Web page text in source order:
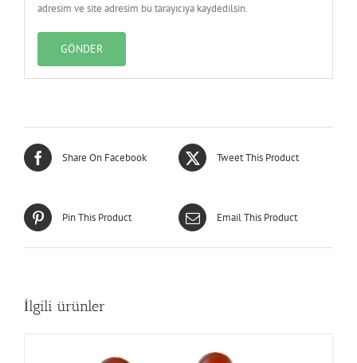
adresim ve site adresim bu tarayıcıya kaydedilsin.
Share On Facebook Tweet This Product
Pin This Product Email This Product
İlgili ürünler